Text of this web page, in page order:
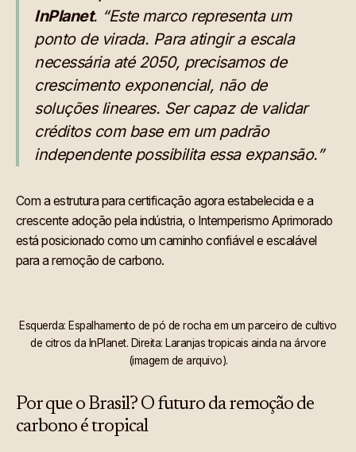
InPlanet. “Este marco representa um
ponto de virada. Para atingir a escala
necessária até 2050, precisamos de
crescimento exponencial, não de
soluções lineares. Ser capaz de validar
créditos com base em um padrão
independente possibilita essa expansão.”
Com a estrutura para certificação agora estabelecida e a
crescente adoção pela indústria, o Intemperismo Aprimorado
está posicionado como um caminho confiável e escalável
para a remoção de carbono.
Esquerda: Espalhamento de pó de rocha em um parceiro de cultivo
de citros da InPlanet. Direita: Laranjas tropicais ainda na árvore
(imagem de arquivo).
Por que o Brasil? O futuro da remoção de
carbono é tropical